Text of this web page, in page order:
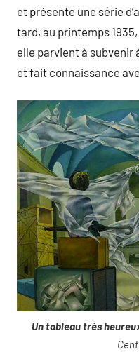
et présente une série
tard, au printemps
elle parvient à subvenir
et fait connaissance
Un tableau très